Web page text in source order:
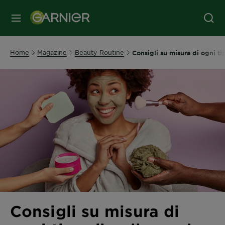
MENU
Home Magazine Beauty Routine Consigli su misura di ogni
Consigli su misura di